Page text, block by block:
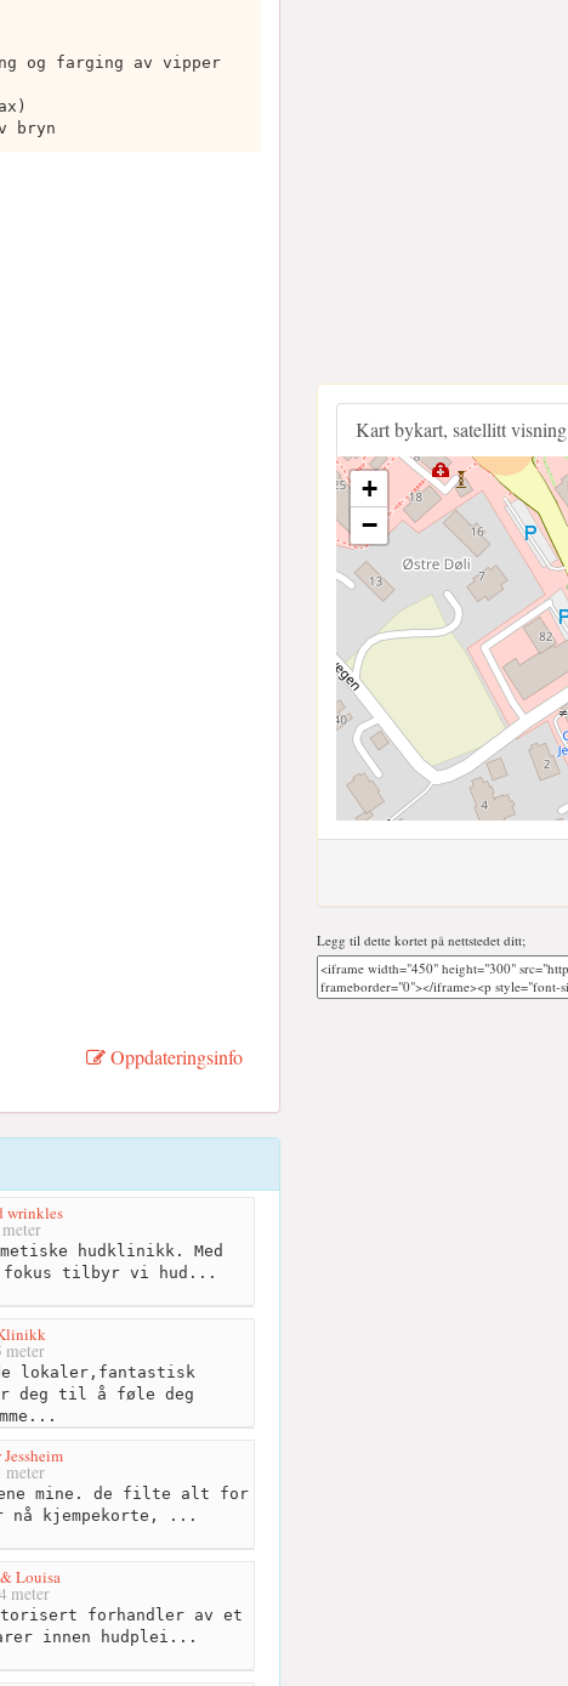
og farging av vipper
bryn
Oppdateringsinfo
wrinkles
hudklinikk. Med
tilbyr vi hud...
meter
lokaler,fantastisk
deg til å føle deg
meter
mine. de filte alt for
nå kjempekorte, ...
Louisa
meter
forhandler av et
innen hudplei...
Kart bykart, satellitt visning
+
−
Legg til dette kortet på nettstedet ditt;